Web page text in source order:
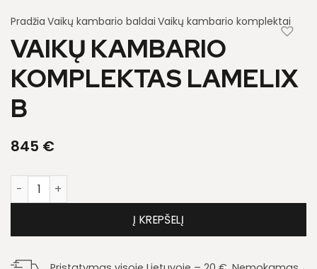
Pradžia Vaikų kambario baldai Vaikų kambario komplektai
VAIKŲ KAMBARIO
KOMPLEKTAS LAMELIX
B
845 €
produkto kiekis: Vaikų kambario komplektas Lamelix B
Į KREPŠELĮ